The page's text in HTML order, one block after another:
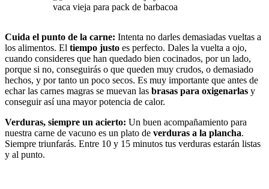
Cuida el punto de la carne: Intenta no darles demasiadas vueltas a
los alimentos. El tiempo justo es perfecto. Dales la vuelta a ojo,
cuando consideres que han quedado bien cocinados, por un lado,
porque si no, conseguirás o que queden muy crudos, o demasiado
hechos, y por tanto un poco secos. Es muy importante que antes de
echar las carnes magras se muevan las brasas para oxigenarlas y
conseguir así una mayor potencia de calor.
Verduras, siempre un acierto: Un buen acompañamiento para
nuestra carne de vacuno es un plato de verduras a la plancha.
Siempre triunfarás. Entre 10 y 15 minutos tus verduras estarán listas
y al punto.